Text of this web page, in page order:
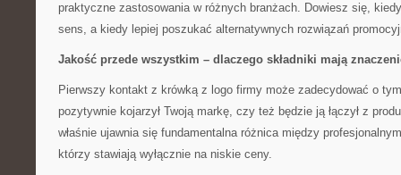
praktyczne zastosowania w różnych branżach. Dowiesz się,
sens, a kiedy lepiej poszukać alternatywnych rozwiązań
Jakość przede wszystkim – dlaczego składniki mają
Pierwszy kontakt z krówką z logo firmy może zadecydować o
pozytywnie kojarzył Twoją markę, czy też będzie ją łączył z
właśnie ujawnia się fundamentalna różnica między
którzy stawiają wyłącznie na niskie ceny.